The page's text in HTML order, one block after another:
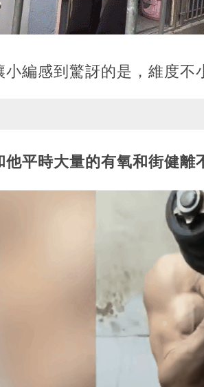
小編感到驚訝的是，維度不
他平時大量的有氧和街健離